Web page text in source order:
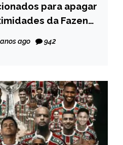
para apagar
da Fazenda
anos ago 942